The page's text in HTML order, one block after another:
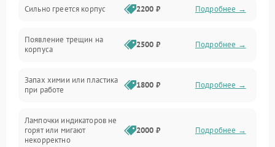
Неисправность программного обеспечения
Проблемы с сигналом
Батарея
Сильно греется корпус 2200 ₽ Подробнее →
Появление трещин на
корпуса
2500 ₽ Подробнее →
Запах химии или пластика
при работе
1800 ₽ Подробнее →
Лампочки индикаторов не
горят или мигают
некорректно
2000 ₽ Подробнее →